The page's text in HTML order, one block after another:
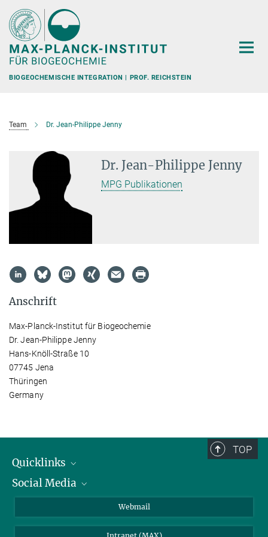
Hauptinhalt
BIOGEOCHEMISCHE INTEGRATION | PROF. REICHSTEIN
Team Dr. Jean-Philippe Jenny
Dr. Jean-Philippe Jenny
MPG Publikationen
Anschrift
Max-Planck-Institut für Biogeochemie
Dr. Jean-Philippe Jenny
Hans-Knöll-Straße 10
07745 Jena
Thüringen
Germany
TOP
Quicklinks
IMPRS Graduiertenschule
Social Media
Webmail